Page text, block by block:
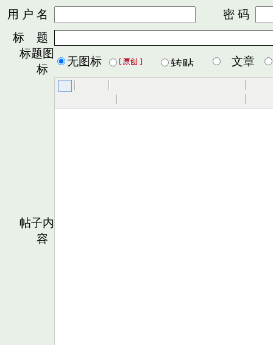
用 户 名
密 码
标 题
标题图
标
无图标 文章
帖子内
容